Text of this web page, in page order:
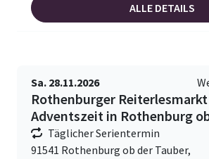
ALLE DETAILS
Sa. 28.11.2026
Rothenburger
Adventszeit in Rothenburg
Täglicher Serientermin
91541 Rothenburg ob der Tauber,